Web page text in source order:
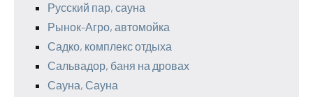
Русский пар, сауна
Рынок-Агро, автомойка
Садко, комплекс отдыха
Сальвадор, баня на дровах
Сауна, Сауна